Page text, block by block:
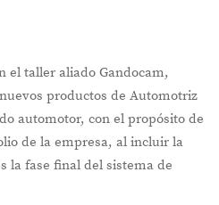
el taller aliado Gandocam,
productos de Automotriz
automotor, con el propósito de
de la empresa, al incluir la
la fase final del sistema de